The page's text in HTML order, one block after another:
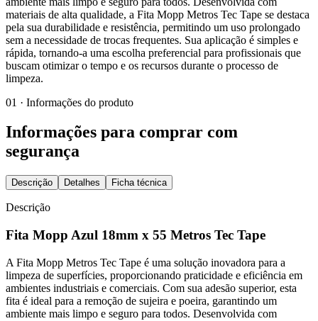
materiais de alta qualidade, a Fita Mopp Metros Tec Tape se destaca
pela sua durabilidade e resistência, permitindo um uso prolongado
sem a necessidade de trocas frequentes. Sua aplicação é simples e
rápida, tornando-a uma escolha preferencial para profissionais que
buscam otimizar o tempo e os recursos durante o processo de
limpeza.
01 · Informações do produto
Informações para comprar com
segurança
Descrição Detalhes Ficha técnica
Descrição
Fita Mopp Azul 18mm x 55 Metros Tec Tape
A Fita Mopp Metros Tec Tape é uma solução inovadora para a
limpeza de superfícies, proporcionando praticidade e eficiência em
ambientes industriais e comerciais. Com sua adesão superior, esta
fita é ideal para a remoção de sujeira e poeira, garantindo um
ambiente mais limpo e seguro para todos. Desenvolvida com